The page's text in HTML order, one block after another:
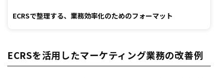
ECRSで整理する、業務効率化のためのフォーマット
ECRSを活用したマーケティング業務の改善例